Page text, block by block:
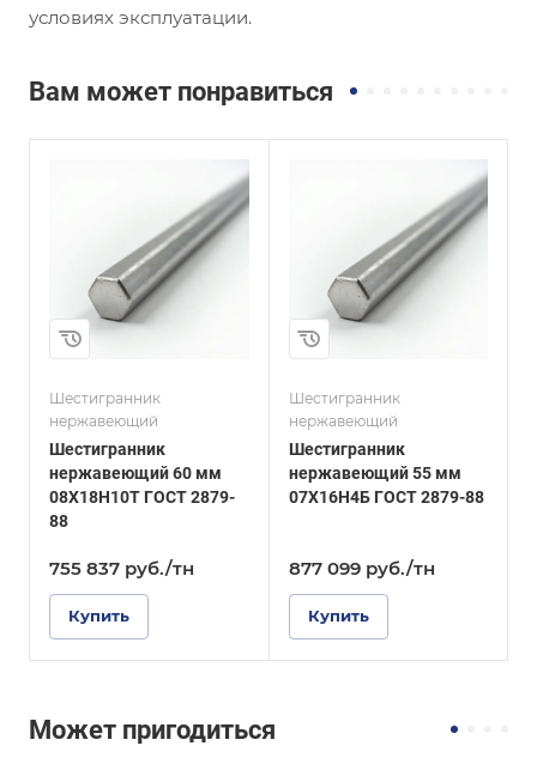
условиях эксплуатации.
Вам может понравиться
Шестигранник
нержавеющий
Шестигранник
нержавеющий 60 мм
08Х18Н10Т ГОСТ 2879-
88
755 837 руб./тн
Купить
Сплав / Марка стали
ГОСТ, ТУ
ГОСТ 2879-88
Технология
изготовления
55
Шестигранник
нержавеющий
Шестигранник
нержавеющий 55 мм
07Х16Н4Б ГОСТ 2879-88
877 099 руб./тн
Купить
Сплав / Марка стали
ГОСТ, ТУ
ГОСТ 2879-88
Технология
изготовления
10
Может пригодиться